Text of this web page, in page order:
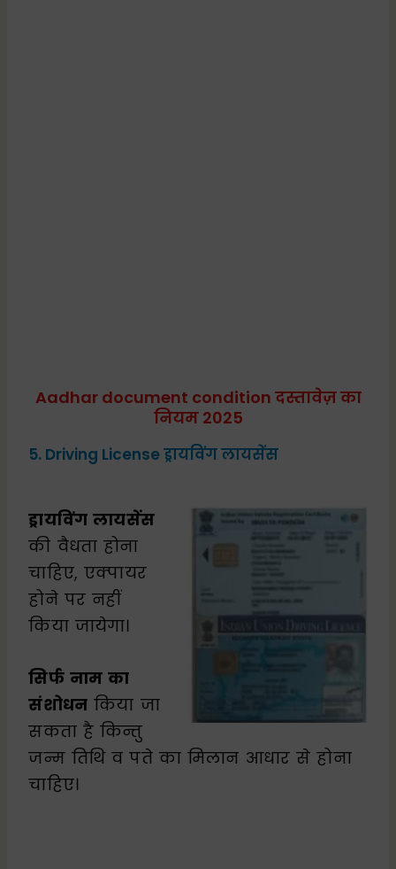
Aadhar document condition दस्तावेज़ का
नियम 2025
5. Driving License ड्रायविंग लायसेंस
ड्रायविंग लायसेंस
की वैधता होना
चाहिए, एक्पायर
होने पर नहीं
किया जायेगा।
सिर्फ नाम का
संशोधन किया जा
सकता है किन्तु
जन्म तिथि व पते का मिलान आधार से होना
चाहिए।